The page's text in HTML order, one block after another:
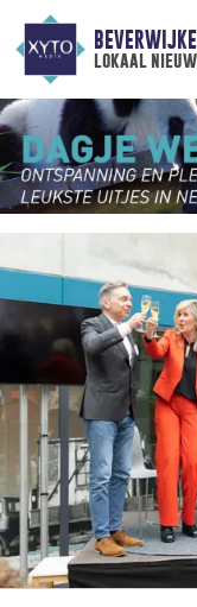
lokaal